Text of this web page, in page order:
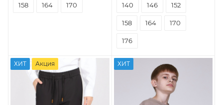
158 164 170 140 146 152
158 164 170
176
ХИТ Акция ХИТ